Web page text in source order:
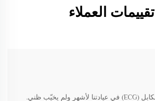
تقييمات العملاء
استخدمت هذا الكابل (ECG) في عيادتنا لأشهر ولم يخيّب ظني.